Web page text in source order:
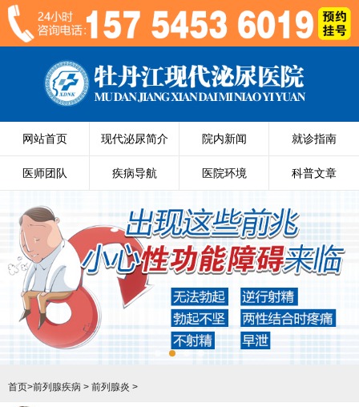
网站首页 现代泌尿简介 院内新闻 就诊指南
医师团队 疾病导航 医院环境 科普文章
首页>前列腺疾病 > 前列腺炎 >